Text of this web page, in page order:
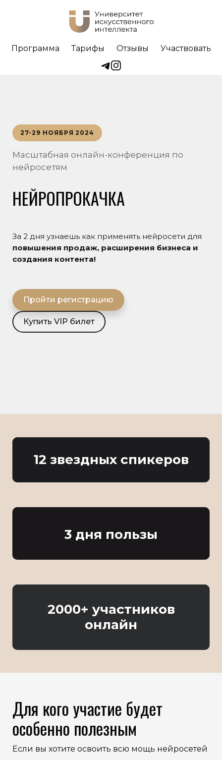
Программа Тарифы Отзывы Участвовать
27-29 НОЯБРЯ 2024
Масштабная онлайн-конференция по
нейросетям
НЕЙРОПРОКАЧКА
За 2 дня узнаешь как применять нейросети для
повышения продаж, расширения бизнеса и
создания контента!
Пройти регистрацию
Купить VIP билет
12 звездных спикеров
3 дня пользы
2000+ участников
онлайн
Для кого участие будет
особенно полезным
Если вы хотите освоить всю мощь нейросетей